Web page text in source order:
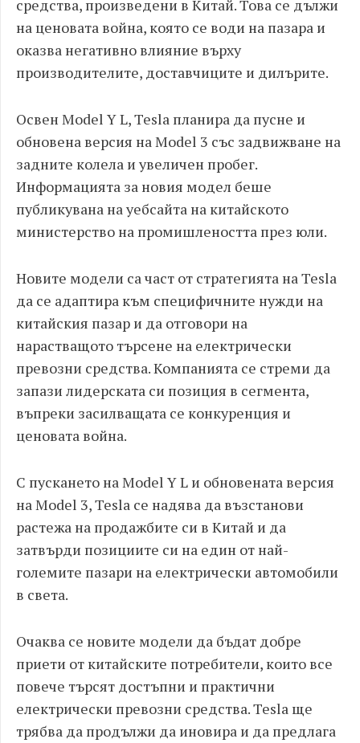
средства, произведени в Китай. Това се дължи
на ценовата война, която се води на пазара и
оказва негативно влияние върху
производителите, доставчиците и дилърите.
Освен Model Y L, Tesla планира да пусне и
обновена версия на Model 3 със задвижване на
задните колела и увеличен пробег.
Информацията за новия модел беше
публикувана на уебсайта на китайското
министерство на промишлеността през юли.
Новите модели са част от стратегията на Tesla
да се адаптира към специфичните нужди на
китайския пазар и да отговори на
нарастващото търсене на електрически
превозни средства. Компанията се стреми да
запази лидерската си позиция в сегмента,
въпреки засилващата се конкуренция и
ценовата война.
С пускането на Model Y L и обновената версия
на Model 3, Tesla се надява да възстанови
растежа на продажбите си в Китай и да
затвърди позициите си на един от най-
големите пазари на електрически автомобили
в света.
Очаква се новите модели да бъдат добре
приети от китайските потребители, които все
повече търсят достъпни и практични
електрически превозни средства. Tesla ще
трябва да продължи да иновира и да предлага